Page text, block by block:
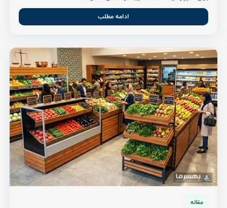
ادامه مطلب
مقاله